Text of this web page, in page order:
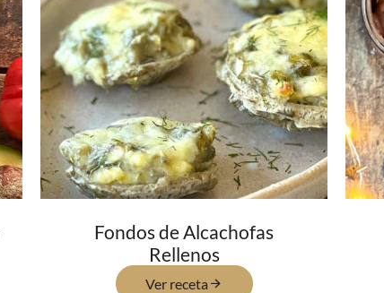
Fondos de Alcachofas
Rellenos
Ver receta